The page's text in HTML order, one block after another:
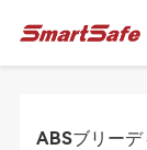
ABSブリー